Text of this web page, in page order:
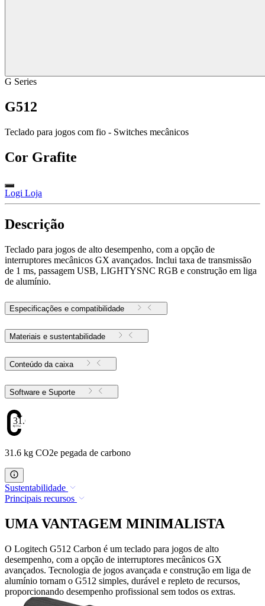
G Series
G512
Teclado para jogos com fio - Switches mecânicos
Cor Grafite
Logi Loja
Descrição
Teclado para jogos de alto desempenho, com a opção de
interruptores mecânicos GX avançados. Inclui taxa de transmissão
de 1 ms, passagem USB, LIGHTYSNC RGB e construção em liga
de alumínio.
Especificações e compatibilidade
Materiais e sustentabilidade
Conteúdo da caixa
Software e Suporte
31.6
31.6 kg CO2e pegada de carbono
Sustentabilidade
Principais recursos
UMA VANTAGEM MINIMALISTA
O Logitech G512 Carbon é um teclado para jogos de alto
desempenho, com a opção de interruptores mecânicos GX
avançados. Tecnologia de jogos avançada e construção em liga de
alumínio tornam o G512 simples, durável e repleto de recursos,
proporcionando desempenho profissional sem todos os extras.